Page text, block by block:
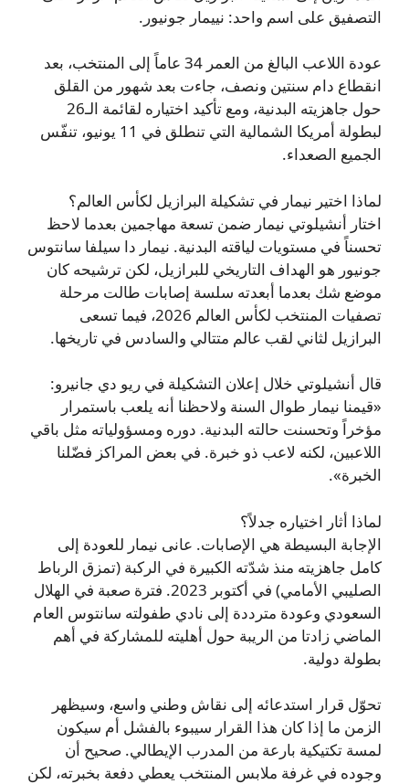
التصفيق على اسم واحد: نييمار جونيور.
عودة اللاعب البالغ من العمر 34 عاماً إلى المنتخب، بعد
انقطاع دام سنتين ونصف، جاءت بعد شهور من القلق
حول جاهزيته البدنية، ومع تأكيد اختياره لقائمة الـ26
لبطولة أمريكا الشمالية التي تنطلق في 11 يونيو، تنفّس
الجميع الصعداء.
لماذا اختير نيمار في تشكيلة البرازيل لكأس العالم؟
اختار أنشيلوتي نيمار ضمن تسعة مهاجمين بعدما لاحظ
تحسناً في مستويات لياقته البدنية. نيمار دا سيلفا سانتوس
جونيور هو الهداف التاريخي للبرازيل، لكن ترشيحه كان
موضع شك بعدما أبعدته سلسة إصابات طالت مرحلة
تصفيات المنتخب لكأس العالم 2026، فيما تسعى
البرازيل لثاني لقب عالم متتالي والسادس في تاريخها.
قال أنشيلوتي خلال إعلان التشكيلة في ريو دي جانيرو:
«قيمنا نيمار طوال السنة ولاحظنا أنه يلعب باستمرار
مؤخراً وتحسنت حالته البدنية. دوره ومسؤولياته مثل باقي
اللاعبين، لكنه لاعب ذو خبرة. في بعض المراكز فضّلنا
الخبرة».
لماذا أثار اختياره جدلاً؟
الإجابة البسيطة هي الإصابات. عانى نيمار للعودة إلى
كامل جاهزيته منذ شدّته الكبيرة في الركبة (تمزق الرباط
الصليبي الأمامي) في أكتوبر 2023. فترة صعبة في الهلال
السعودي وعودة مترددة إلى نادي طفولته سانتوس العام
الماضي زادتا من الريبة حول أهليته للمشاركة في أهم
بطولة دولية.
تحوّل قرار استدعائه إلى نقاش وطني واسع، وسيظهر
الزمن ما إذا كان هذا القرار سيبوء بالفشل أم سيكون
لمسة تكتيكية بارعة من المدرب الإيطالي. صحيح أن
وجوده في غرفة ملابس المنتخب يعطي دفعة بخبرته، لكن